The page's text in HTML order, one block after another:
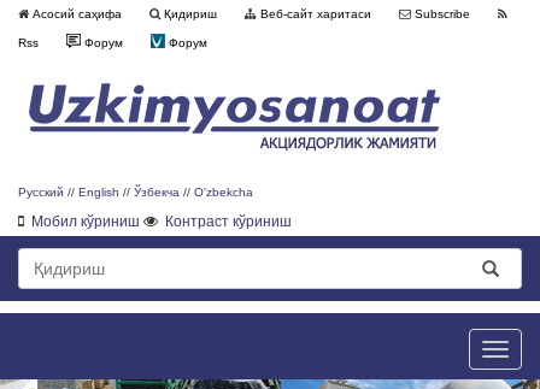
Асосий саҳифа Қидириш Веб-сайт харитаси Subscribe
Rss Форум Форум
Русский // English // Ўзбекча // O'zbekcha
Мобил кўриниш Контраст кўриниш
Toggle